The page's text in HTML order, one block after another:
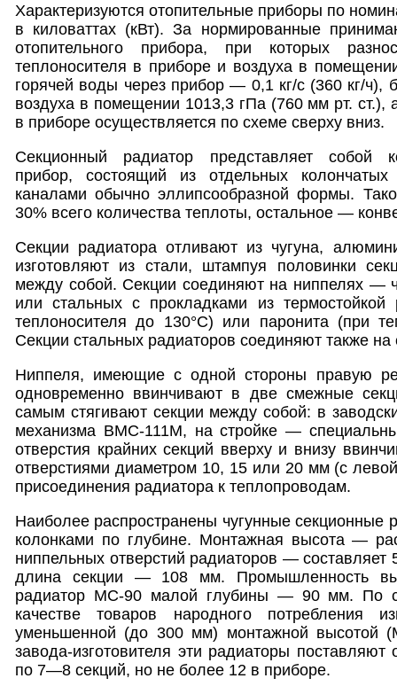
Характеризуются отопительные приборы по
в киловаттах (кВт). За нормированные
отопительного прибора, при которых
теплоносителя в приборе и воздуха в
горячей воды через прибор — 0,1 кг/с (360 кг/ч),
воздуха в помещении 1013,3 гПа (760 мм рт. ст.),
в приборе осуществляется по схеме сверху вниз.
Секционный радиатор представляет собой
прибор, состоящий из отдельных
каналами обычно эллипсообразной формы.
30% всего количества теплоты, остальное —
Секции радиатора отливают из чугуна,
изготовляют из стали, штампуя половинки
между собой. Секции соединяют на ниппелях —
или стальных с прокладками из термостойкой
теплоносителя до 130°С) или паронита (при
Секции стальных радиаторов соединяют также на
Ниппеля, имеющие с одной стороны правую
одновременно ввинчивают в две смежные
самым стягивают секции между собой: в
механизма ВМС-111М, на стройке —
отверстия крайних секций вверху и внизу
отверстиями диаметром 10, 15 или 20 мм (с
присоединения радиатора к теплопроводам.
Наиболее распространены чугунные
колонками по глубине. Монтажная высота —
ниппельных отверстий радиаторов —
длина секции — 108 мм. Промышленность
радиатор МС-90 малой глубины — 90 мм. По
качестве товаров народного потребления
уменьшенной (до 300 мм) монтажной высотой
завода-изготовителя эти радиаторы
по 7—8 секций, но не более 12 в приборе.